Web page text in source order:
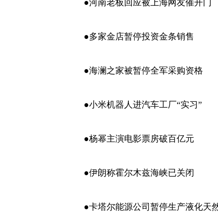
●河南老板回应被上海网友催开门
●多家金店暂停投资金条销售
●海澜之家被暂停全军采购资格
●小米机器人进汽车工厂“实习”
●杨幂主演电影票房破百亿元
●伊朗称霍尔木兹海峡已关闭
●卡塔尔能源公司暂停生产液化天